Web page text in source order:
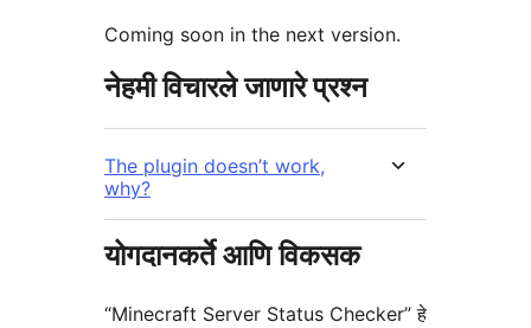
Coming soon in the next version.
नेहमी विचारले जाणारे प्रश्न
The plugin doesn’t work,
why?
योगदानकर्ते आणि विकसक
“Minecraft Server Status Checker” हे